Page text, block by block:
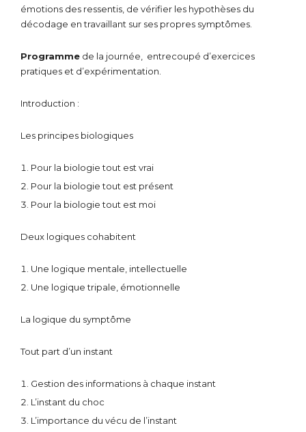
émotions des ressentis, de vérifier les hypothèses du
décodage en travaillant sur ses propres symptômes.
Programme de la journée, entrecoupé d’exercices
pratiques et d’expérimentation.
Introduction :
Les principes biologiques
Pour la biologie tout est vrai
Pour la biologie tout est présent
Pour la biologie tout est moi
Deux logiques cohabitent
Une logique mentale, intellectuelle
Une logique tripale, émotionnelle
La logique du symptôme
Tout part d’un instant
Gestion des informations à chaque instant
L’instant du choc
L’importance du vécu de l’instant